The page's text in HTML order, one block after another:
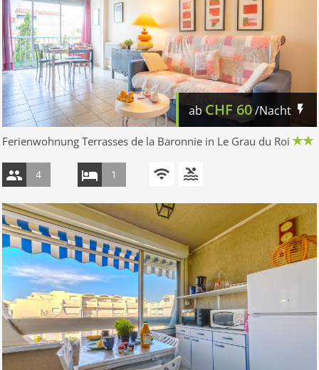
abCHF 60/Nacht
Ferienwohnung Terrasses de la Baronnie in Le Grau du Roi
4 1